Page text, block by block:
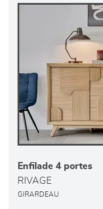
Enfilade 4 portes
RIVAGE
GIRARDEAU